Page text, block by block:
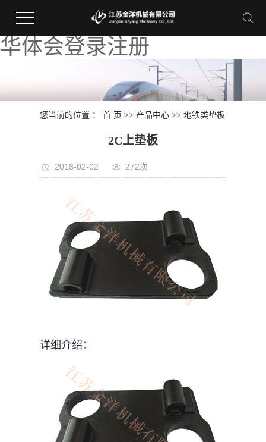
华体会登录注册
您当前的位置 ：首 页 >> 产品中心 >>地铁类垫板
2C上垫板
2018-02-02 272次
详细介绍：